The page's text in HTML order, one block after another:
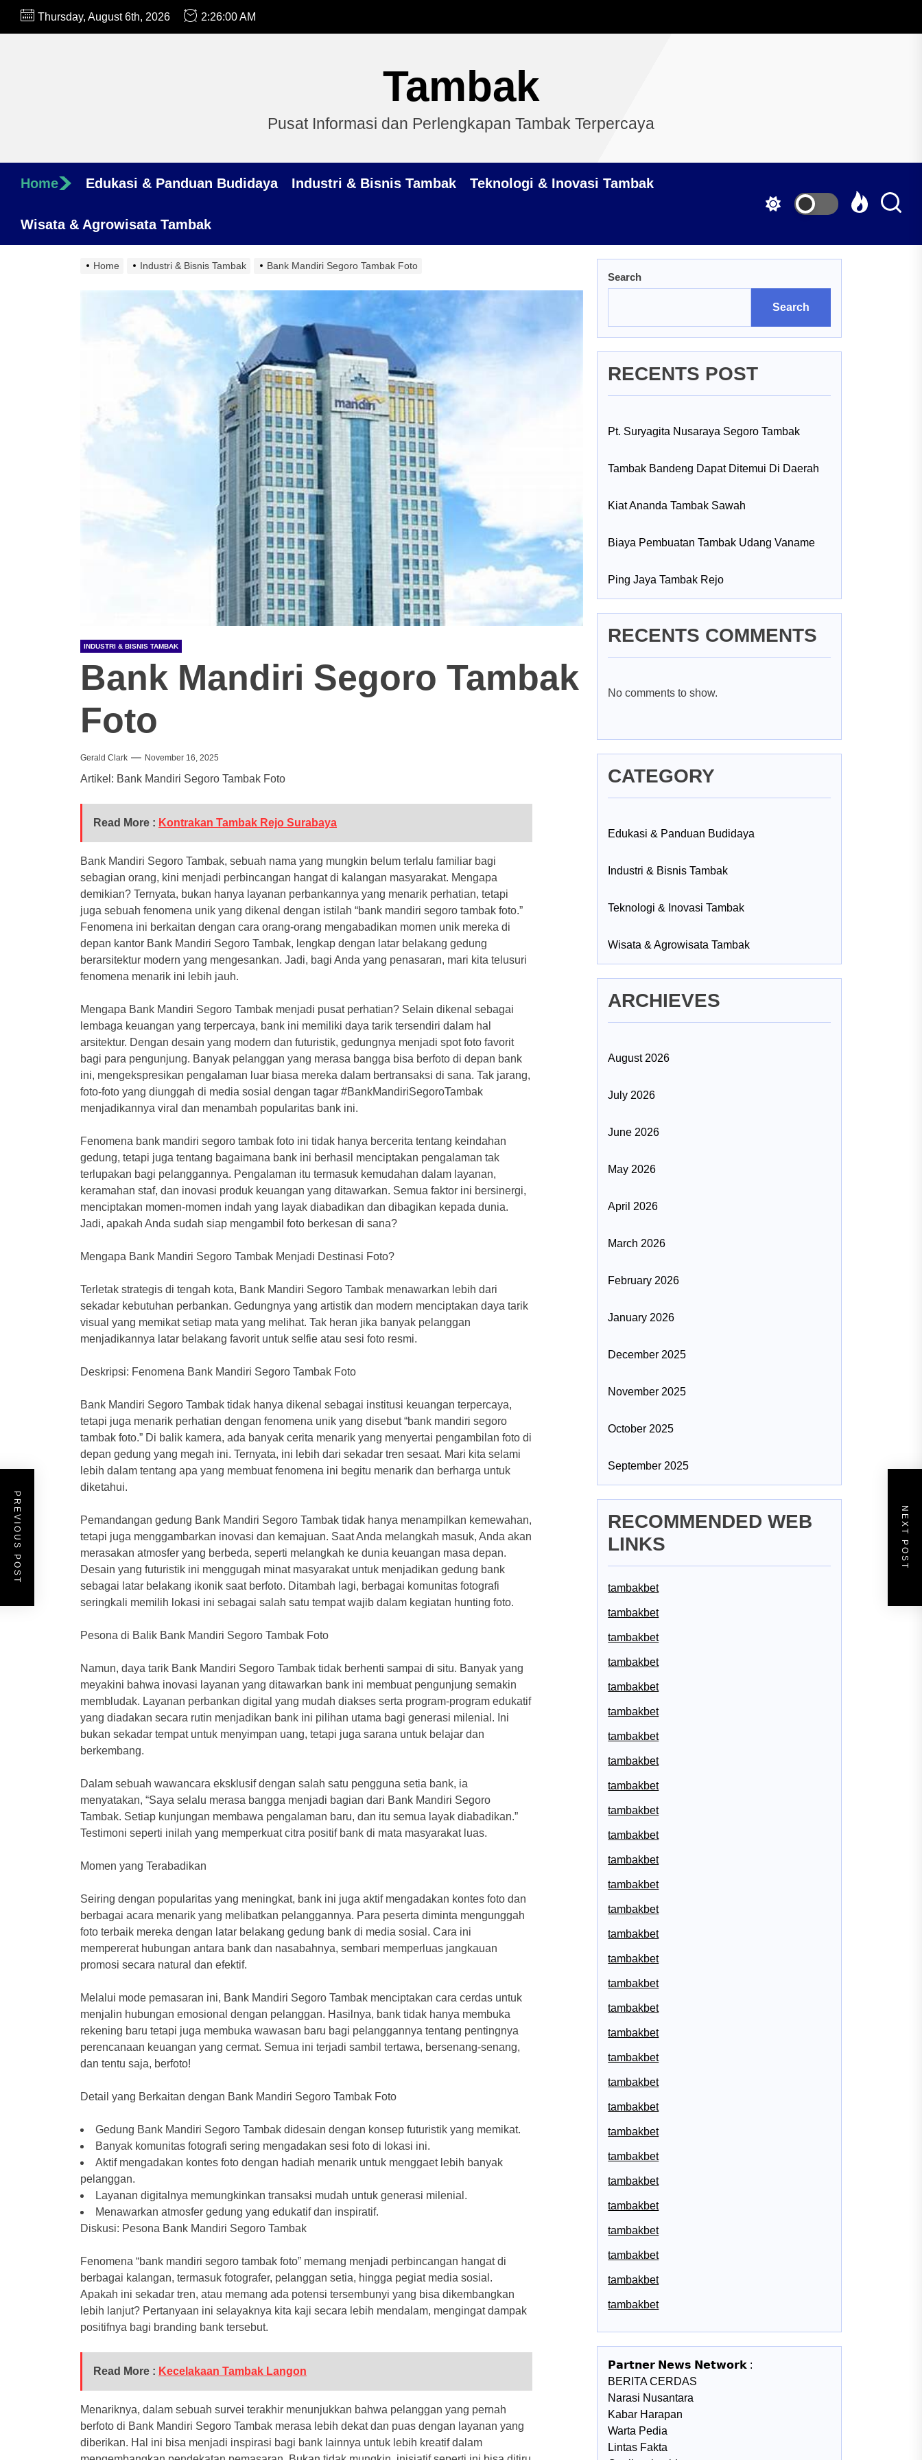
Skip
Thursday, August 6th, 2026 2:26:01 AM
Tambak
Pusat Informasi dan Perlengkapan Tambak Terpercaya
Home Edukasi & Panduan Budidaya Industri & Bisnis Tambak Teknologi & Inovasi Tambak
Wisata & Agrowisata Tambak
Home Industri & Bisnis Tambak Bank Mandiri Segoro Tambak Foto
INDUSTRI & BISNIS TAMBAK
Bank Mandiri Segoro Tambak
Foto
Gerald Clark November 16, 2025
Artikel: Bank Mandiri Segoro Tambak Foto
Read More : Kontrakan Tambak Rejo Surabaya
Bank Mandiri Segoro Tambak, sebuah nama yang mungkin belum terlalu familiar bagi
sebagian orang, kini menjadi perbincangan hangat di kalangan masyarakat. Mengapa
demikian? Ternyata, bukan hanya layanan perbankannya yang menarik perhatian, tetapi
juga sebuah fenomena unik yang dikenal dengan istilah “bank mandiri segoro tambak foto.”
Fenomena ini berkaitan dengan cara orang-orang mengabadikan momen unik mereka di
depan kantor Bank Mandiri Segoro Tambak, lengkap dengan latar belakang gedung
berarsitektur modern yang mengesankan. Jadi, bagi Anda yang penasaran, mari kita telusuri
fenomena menarik ini lebih jauh.
Mengapa Bank Mandiri Segoro Tambak menjadi pusat perhatian? Selain dikenal sebagai
lembaga keuangan yang terpercaya, bank ini memiliki daya tarik tersendiri dalam hal
arsitektur. Dengan desain yang modern dan futuristik, gedungnya menjadi spot foto favorit
bagi para pengunjung. Banyak pelanggan yang merasa bangga bisa berfoto di depan bank
ini, mengekspresikan pengalaman luar biasa mereka dalam bertransaksi di sana. Tak jarang,
foto-foto yang diunggah di media sosial dengan tagar #BankMandiriSegoroTambak
menjadikannya viral dan menambah popularitas bank ini.
Fenomena bank mandiri segoro tambak foto ini tidak hanya bercerita tentang keindahan
gedung, tetapi juga tentang bagaimana bank ini berhasil menciptakan pengalaman tak
terlupakan bagi pelanggannya. Pengalaman itu termasuk kemudahan dalam layanan,
keramahan staf, dan inovasi produk keuangan yang ditawarkan. Semua faktor ini bersinergi,
menciptakan momen-momen indah yang layak diabadikan dan dibagikan kepada dunia.
Jadi, apakah Anda sudah siap mengambil foto berkesan di sana?
Mengapa Bank Mandiri Segoro Tambak Menjadi Destinasi Foto?
Terletak strategis di tengah kota, Bank Mandiri Segoro Tambak menawarkan lebih dari
sekadar kebutuhan perbankan. Gedungnya yang artistik dan modern menciptakan daya tarik
visual yang memikat setiap mata yang melihat. Tak heran jika banyak pelanggan
menjadikannya latar belakang favorit untuk selfie atau sesi foto resmi.
Deskripsi: Fenomena Bank Mandiri Segoro Tambak Foto
Bank Mandiri Segoro Tambak tidak hanya dikenal sebagai institusi keuangan terpercaya,
tetapi juga menarik perhatian dengan fenomena unik yang disebut “bank mandiri segoro
tambak foto.” Di balik kamera, ada banyak cerita menarik yang menyertai pengambilan foto di
depan gedung yang megah ini. Ternyata, ini lebih dari sekadar tren sesaat. Mari kita selami
lebih dalam tentang apa yang membuat fenomena ini begitu menarik dan berharga untuk
diketahui.
Pemandangan gedung Bank Mandiri Segoro Tambak tidak hanya menampilkan kemewahan,
tetapi juga menggambarkan inovasi dan kemajuan. Saat Anda melangkah masuk, Anda akan
merasakan atmosfer yang berbeda, seperti melangkah ke dunia keuangan masa depan.
Desain yang futuristik ini menggugah minat masyarakat untuk menjadikan gedung bank
sebagai latar belakang ikonik saat berfoto. Ditambah lagi, berbagai komunitas fotografi
seringkali memilih lokasi ini sebagai salah satu tempat wajib dalam kegiatan hunting foto.
Pesona di Balik Bank Mandiri Segoro Tambak Foto
Namun, daya tarik Bank Mandiri Segoro Tambak tidak berhenti sampai di situ. Banyak yang
meyakini bahwa inovasi layanan yang ditawarkan bank ini membuat pengunjung semakin
membludak. Layanan perbankan digital yang mudah diakses serta program-program edukatif
yang diadakan secara rutin menjadikan bank ini pilihan utama bagi generasi milenial. Ini
bukan sekadar tempat untuk menyimpan uang, tetapi juga sarana untuk belajar dan
berkembang.
Dalam sebuah wawancara eksklusif dengan salah satu pengguna setia bank, ia
menyatakan, “Saya selalu merasa bangga menjadi bagian dari Bank Mandiri Segoro
Tambak. Setiap kunjungan membawa pengalaman baru, dan itu semua layak diabadikan.”
Testimoni seperti inilah yang memperkuat citra positif bank di mata masyarakat luas.
Momen yang Terabadikan
Seiring dengan popularitas yang meningkat, bank ini juga aktif mengadakan kontes foto dan
berbagai acara menarik yang melibatkan pelanggannya. Para peserta diminta mengunggah
foto terbaik mereka dengan latar belakang gedung bank di media sosial. Cara ini
mempererat hubungan antara bank dan nasabahnya, sembari memperluas jangkauan
promosi secara natural dan efektif.
Melalui mode pemasaran ini, Bank Mandiri Segoro Tambak menciptakan cara cerdas untuk
menjalin hubungan emosional dengan pelanggan. Hasilnya, bank tidak hanya membuka
rekening baru tetapi juga membuka wawasan baru bagi pelanggannya tentang pentingnya
perencanaan keuangan yang cermat. Semua ini terjadi sambil tertawa, bersenang-senang,
dan tentu saja, berfoto!
Detail yang Berkaitan dengan Bank Mandiri Segoro Tambak Foto
Gedung Bank Mandiri Segoro Tambak didesain dengan konsep futuristik yang memikat.
Banyak komunitas fotografi sering mengadakan sesi foto di lokasi ini.
Aktif mengadakan kontes foto dengan hadiah menarik untuk menggaet lebih banyak
pelanggan.
Layanan digitalnya memungkinkan transaksi mudah untuk generasi milenial.
Menawarkan atmosfer gedung yang edukatif dan inspiratif.
Diskusi: Pesona Bank Mandiri Segoro Tambak
Fenomena “bank mandiri segoro tambak foto” memang menjadi perbincangan hangat di
berbagai kalangan, termasuk fotografer, pelanggan setia, hingga pegiat media sosial.
Apakah ini sekadar tren, atau memang ada potensi tersembunyi yang bisa dikembangkan
lebih lanjut? Pertanyaan ini selayaknya kita kaji secara lebih mendalam, mengingat dampak
positifnya bagi branding bank tersebut.
Read More : Kecelakaan Tambak Langon
Menariknya, dalam sebuah survei terakhir menunjukkan bahwa pelanggan yang pernah
berfoto di Bank Mandiri Segoro Tambak merasa lebih dekat dan puas dengan layanan yang
diberikan. Hal ini bisa menjadi inspirasi bagi bank lainnya untuk lebih kreatif dalam
PREVIOUS POST NEXT POST
Search
Search
RECENTS POST
Pt. Suryagita Nusaraya Segoro Tambak
Tambak Bandeng Dapat Ditemui Di Daerah
Kiat Ananda Tambak Sawah
Biaya Pembuatan Tambak Udang Vaname
Ping Jaya Tambak Rejo
RECENTS COMMENTS
No comments to show.
CATEGORY
Edukasi & Panduan Budidaya
Industri & Bisnis Tambak
Teknologi & Inovasi Tambak
Wisata & Agrowisata Tambak
ARCHIEVES
August 2026
July 2026
June 2026
May 2026
April 2026
March 2026
February 2026
January 2026
December 2025
November 2025
October 2025
September 2025
RECOMMENDED WEB
LINKS
tambakbet
tambakbet
tambakbet
tambakbet
tambakbet
tambakbet
tambakbet
tambakbet
tambakbet
tambakbet
tambakbet
tambakbet
tambakbet
tambakbet
tambakbet
tambakbet
tambakbet
tambakbet
tambakbet
tambakbet
tambakbet
tambakbet
tambakbet
tambakbet
tambakbet
tambakbet
tambakbet
tambakbet
tambakbet
tambakbet
𝗣𝗮𝗿𝘁𝗻𝗲𝗿 𝗡𝗲𝘄𝘀 𝗡𝗲𝘁𝘄𝗼𝗿𝗸 :
BERITA CERDAS
Narasi Nusantara
Kabar Harapan
Warta Pedia
Lintas Fakta